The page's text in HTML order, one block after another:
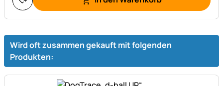
Wird oft zusammen gekauft mit folgenden
Produkten: